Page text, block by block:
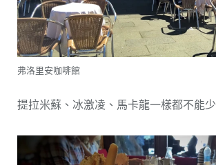
弗洛里安咖啡館
提拉米蘇、冰激凌、馬卡龍一樣都不能少